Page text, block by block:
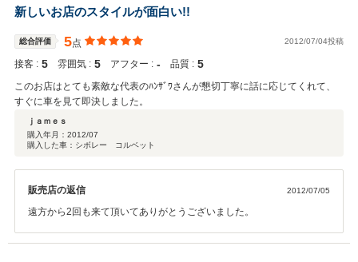
新しいお店のスタイルが面白い!!
総合評価 5点 2012/07/04投稿
接客 : 5 雰囲気 : 5 アフター : ‐ 品質 : 5
このお店はとても素敵な代表のﾊﾝｻﾞﾜさんが懇切丁寧に話に応じてくれて、
すぐに車を見て即決しました。
ｊａｍｅｓ
購入年月： 2012/07
購入した車：シボレー コルベット
販売店の返信 2012/07/05
遠方から2回も来て頂いてありがとうございました。